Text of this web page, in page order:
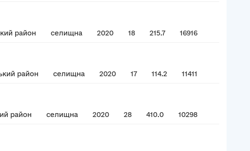
16916
215.7
18
2020
селищна
район
11411
114.2
17
2020
селищна
район
10298
410.0
28
2020
селищна
район